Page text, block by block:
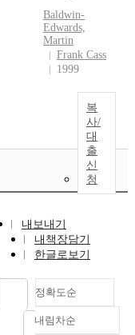
Baldwin-
Edwards,
Martin
Frank Cass
1999
복
사/
대
출
신
청
내보내기
내책장담기
한글로보기
정확도순
정확도
내림차순